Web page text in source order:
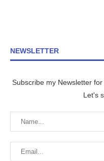
NEWSLETTER
Subscribe my Newsletter
Let's